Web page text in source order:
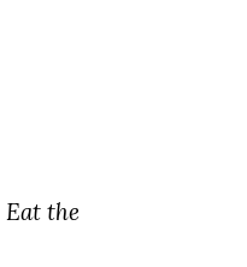
Eat the